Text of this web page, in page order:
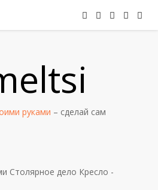
руками – сделай сам
Столярное дело Кресло -